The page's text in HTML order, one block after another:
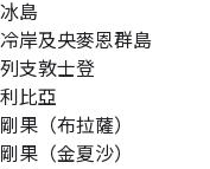
冰島
冷岸及央麥恩群島
列支敦士登
利比亞
剛果（布拉薩）
剛果（金夏沙）